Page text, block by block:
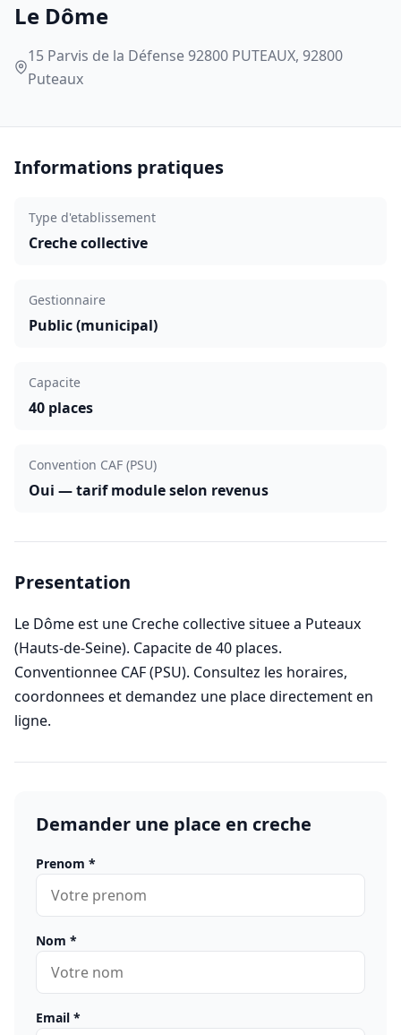
Le Dôme
15 Parvis de la Défense 92800 PUTEAUX, 92800
Puteaux
Informations pratiques
Type d'etablissement
Creche collective
Gestionnaire
Public (municipal)
Capacite
40 places
Convention CAF (PSU)
Oui — tarif module selon revenus
Presentation
Le Dôme est une Creche collective situee a Puteaux
(Hauts-de-Seine). Capacite de 40 places.
Conventionnee CAF (PSU). Consultez les horaires,
coordonnees et demandez une place directement en
ligne.
Demander une place en creche
Prenom *
Nom *
Email *